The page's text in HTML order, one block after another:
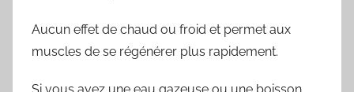
Aucun effet de chaud ou froid et permet aux
muscles de se régénérer plus rapidement.
Si vous avez une eau gazeuse ou une boisson